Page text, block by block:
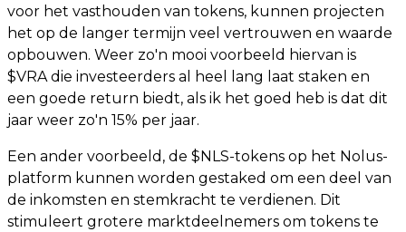
voor het vasthouden van tokens, kunnen projecten
het op de langer termijn veel vertrouwen en waarde
opbouwen. Weer zo'n mooi voorbeeld hiervan is
$VRA die investeerders al heel lang laat staken en
een goede return biedt, als ik het goed heb is dat dit
jaar weer zo'n 15% per jaar.
Een ander voorbeeld, de $NLS-tokens op het Nolus-
platform kunnen worden gestaked om een deel van
de inkomsten en stemkracht te verdienen. Dit
stimuleert grotere marktdeelnemers om tokens te